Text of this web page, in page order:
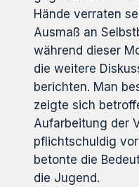
Hände verraten
Ausmaß an
während dieser
die weitere
berichten. Man
zeigte sich
Aufarbeitung der
pflichtschuldig
betonte die
die Jugend.